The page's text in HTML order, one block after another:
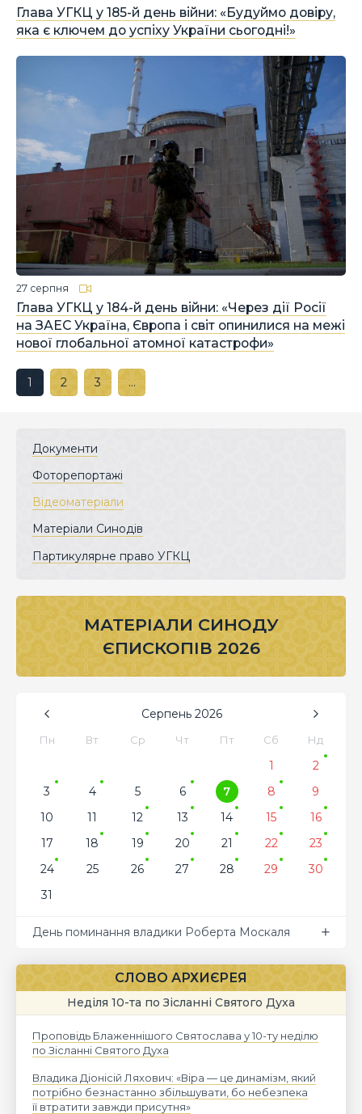
Глава УГКЦ у 185-й день війни: «Будуймо довіру,
яка є ключем до успіху України сьогодні!»
Глава УГКЦ у 184-й день війни: «Через дії Росії
на ЗАЕС Україна, Європа і світ опинилися на межі
нової глобальної атомної катастрофи»
27 серпня
1 2 3 …
Документи
Фоторепортажі
Відеоматеріали
Матеріали Синодів
Партикулярне право УГКЦ
МАТЕРІАЛИ СИНОДУ
ЄПИСКОПІВ 2026
Серпень 2026
Пн Вт Ср Чт Пт Сб Нд
1
2
3
4 5 6 7 8
9
10
11 12 13 14 15
16
17
18 19 20 21 22
23
24
25 26 27 28 29
30
31
День поминання владики Роберта Москаля
СЛОВО АРХИЄРЕЯ
Неділя 10-та по Зісланні Святого Духа
Проповідь Блаженнішого Святослава у 10-ту неділю
по Зісланні Святого Духа
Владика Діонісій Ляхович: «Віра — це динамізм, який
потрібно безнастанно збільшувати, бо небезпека
її втратити завжди присутня»